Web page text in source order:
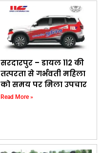
सरदारपुर – डायल 112 की
तत्परता से गर्भवती महिला
को समय पर मिला उपचार
Read More »